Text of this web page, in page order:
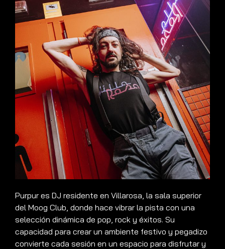
Purpur es DJ residente en Villarosa, la sala superior
del Moog Club, donde hace vibrar la pista con una
selección dinámica de pop, rock y éxitos. Su
capacidad para crear un ambiente festivo y pegadizo
convierte cada sesión en un espacio para disfrutar y